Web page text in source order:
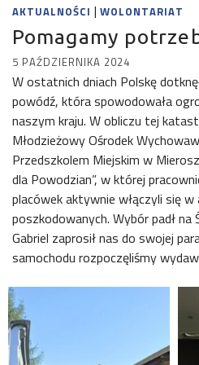
AKTUALNOŚCI | WOLONTARIAT
Pomagamy
5 PAŹDZIERNIKA 2024
W ostatnich dniach Polskę
powódź, która spowodowała
naszym kraju. W obliczu tej
Młodzieżowy Ośrodek
Przedszkolem Miejskim w
dla Powodzian”, w której
placówek aktywnie włączyli się
poszkodowanych. Wybór padł na
Gabriel zaprosił nas do swojej
samochodu rozpoczęliśmy